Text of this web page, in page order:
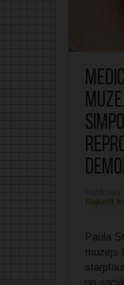
Rakstīt
Paula
muzejs
un